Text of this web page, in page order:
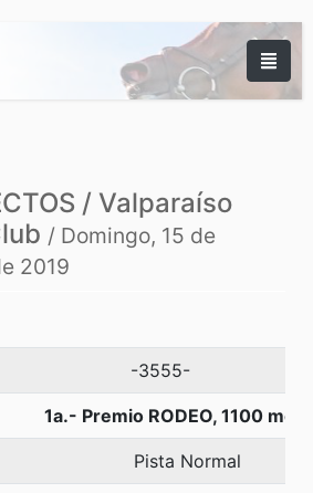
/ Valparaíso
/ Domingo, 15 de
2019
-3555-
1a.- Premio RODEO, 1100
Pista Normal